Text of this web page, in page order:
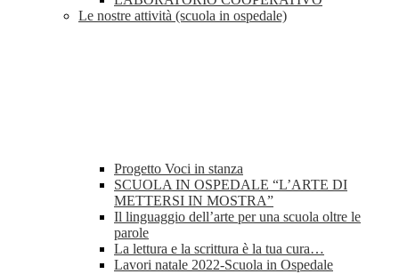
Le nostre attività (scuola in ospedale)
Progetto Voci in stanza
SCUOLA IN OSPEDALE “L’ARTE DI
METTERSI IN MOSTRA”
Il linguaggio dell’arte per una scuola oltre le
parole
La lettura e la scrittura è la tua cura…
Lavori natale 2022-Scuola in Ospedale